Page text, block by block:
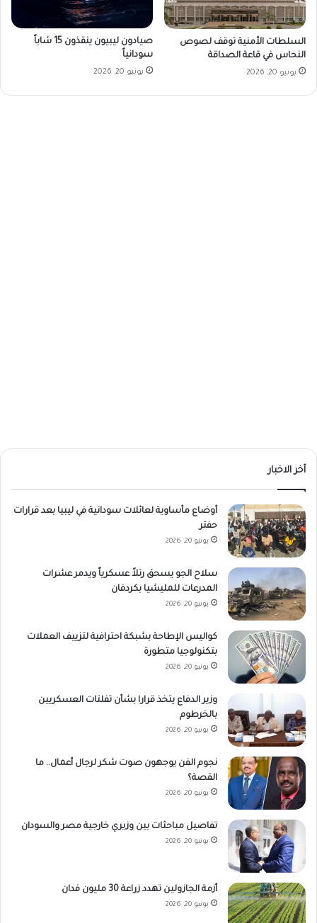
السلطات الأمنية توقف لصوص
النحاس في قاعة الصداقة
يونيو 20, 2026
صيادون ليبيون ينقذون 15 شاباً
سودانياً
يونيو 20, 2026
أخر الاخبار
أوضاع مأساوية لعائلات سودانية في ليبيا بعد قرارات
حفتر
يونيو 20, 2026
سلاح الجو يسحق رتلاً عسكرياً ويدمر عشرات
المدرعات للمليشيا بكردفان
يونيو 20, 2026
كواليس الإطاحة بشبكة احترافية لتزييف العملات
بتكنولوجيا متطورة
يونيو 20, 2026
وزير الدفاع يتخذ قرارا بشأن تفلتات العسكريين
بالخرطوم
يونيو 20, 2026
نجوم الفن يوجهون صوت شكر لرجال أعمال.. ما
القصة؟
يونيو 20, 2026
تفاصيل مباحثات بين وزيري خارجية مصر والسودان
يونيو 20, 2026
أزمة الجازولين تهدد زراعة 30 مليون فدان
يونيو 20, 2026